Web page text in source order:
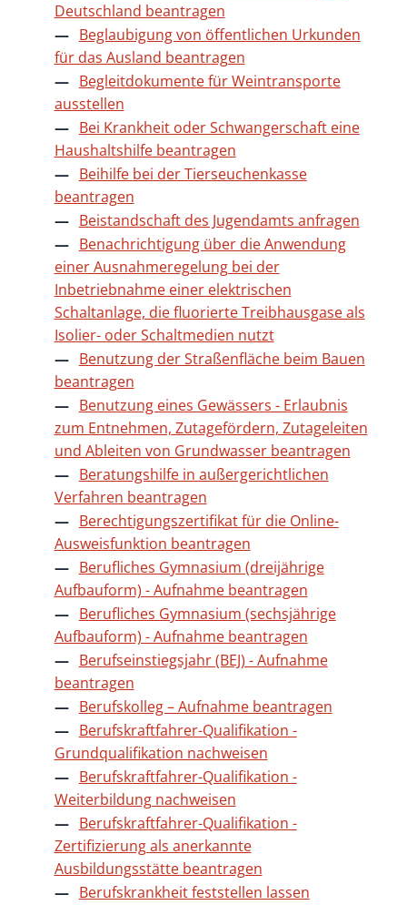
Deutschland beantragen
Beglaubigung von öffentlichen Urkunden
für das Ausland beantragen
Begleitdokumente für Weintransporte
ausstellen
Bei Krankheit oder Schwangerschaft eine
Haushaltshilfe beantragen
Beihilfe bei der Tierseuchenkasse
beantragen
Beistandschaft des Jugendamts anfragen
Benachrichtigung über die Anwendung
einer Ausnahmeregelung bei der
Inbetriebnahme einer elektrischen
Schaltanlage, die fluorierte Treibhausgase als
Isolier- oder Schaltmedien nutzt
Benutzung der Straßenfläche beim Bauen
beantragen
Benutzung eines Gewässers - Erlaubnis
zum Entnehmen, Zutagefördern, Zutageleiten
und Ableiten von Grundwasser beantragen
Beratungshilfe in außergerichtlichen
Verfahren beantragen
Berechtigungszertifikat für die Online-
Ausweisfunktion beantragen
Berufliches Gymnasium (dreijährige
Aufbauform) - Aufnahme beantragen
Berufliches Gymnasium (sechsjährige
Aufbauform) - Aufnahme beantragen
Berufseinstiegsjahr (BEJ) - Aufnahme
beantragen
Berufskolleg – Aufnahme beantragen
Berufskraftfahrer-Qualifikation -
Grundqualifikation nachweisen
Berufskraftfahrer-Qualifikation -
Weiterbildung nachweisen
Berufskraftfahrer-Qualifikation -
Zertifizierung als anerkannte
Ausbildungsstätte beantragen
Berufskrankheit feststellen lassen